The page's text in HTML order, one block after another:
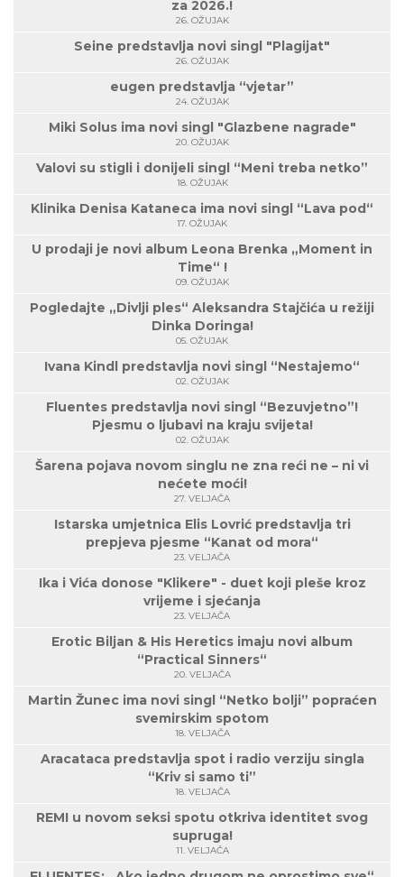
za 2026.!
26. OŽUJAK
Seine predstavlja novi singl "Plagijat"
26. OŽUJAK
eugen predstavlja “vjetar”
24. OŽUJAK
Miki Solus ima novi singl "Glazbene nagrade"
20. OŽUJAK
Valovi su stigli i donijeli singl “Meni treba netko”
18. OŽUJAK
Klinika Denisa Kataneca ima novi singl “Lava pod“
17. OŽUJAK
U prodaji je novi album Leona Brenka „Moment in
Time“ !
09. OŽUJAK
Pogledajte „Divlji ples“ Aleksandra Stajčića u režiji
Dinka Doringa!
05. OŽUJAK
Ivana Kindl predstavlja novi singl “Nestajemo“
02. OŽUJAK
Fluentes predstavlja novi singl “Bezuvjetno”!
Pjesmu o ljubavi na kraju svijeta!
02. OŽUJAK
Šarena pojava novom singlu ne zna reći ne – ni vi
nećete moći!
27. VELJAČA
Istarska umjetnica Elis Lovrić predstavlja tri
prepjeva pjesme “Kanat od mora“
23. VELJAČA
Ika i Vića donose "Klikere" - duet koji pleše kroz
vrijeme i sjećanja
23. VELJAČA
Erotic Biljan & His Heretics imaju novi album
“Practical Sinners“
20. VELJAČA
Martin Žunec ima novi singl “Netko bolji” popraćen
svemirskim spotom
18. VELJAČA
Aracataca predstavlja spot i radio verziju singla
“Kriv si samo ti”
18. VELJAČA
REMI u novom seksi spotu otkriva identitet svog
supruga!
11. VELJAČA